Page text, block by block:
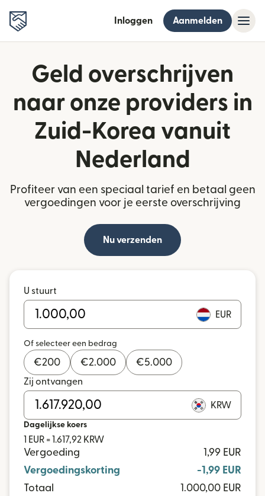
Inloggen Aanmelden
Geld overschrijven
naar onze providers in
Zuid-Korea vanuit
Nederland
Profiteer van een speciaal tarief en betaal geen
vergoedingen voor je eerste overschrijving
Nu verzenden
U stuurt
EUR
Of selecteer een bedrag
€200 €2.000 €5.000
Zij ontvangen
KRW
Dagelijkse koers
1 EUR = 1.617,92 KRW
Vergoeding
1,99 EUR
Vergoedingskorting
-1,99 EUR
Totaal
1.000,00 EUR